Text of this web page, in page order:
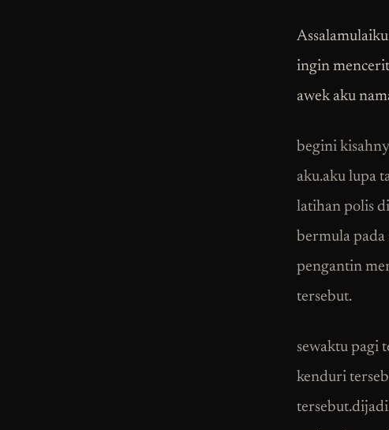
ingin
awek aku
begini
aku.aku lupa
latihan polis
bermula
pengantin
tersebut.
sewaktu pagi
kenduri